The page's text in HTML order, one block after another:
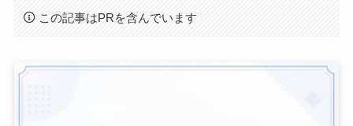
この記事はPRを含んでいます